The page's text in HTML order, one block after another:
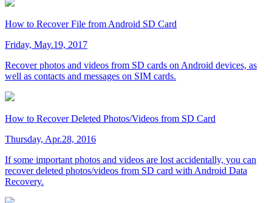
How to Recover File from Android SD Card
Friday, May.19, 2017
Recover photos and videos from SD cards on Android devices, as
well as contacts and messages on SIM cards.
How to Recover Deleted Photos/Videos from SD Card
Thursday, Apr.28, 2016
If some important photos and videos are lost accidentally, you can
recover deleted photos/videos from SD card with Android Data
Recovery.